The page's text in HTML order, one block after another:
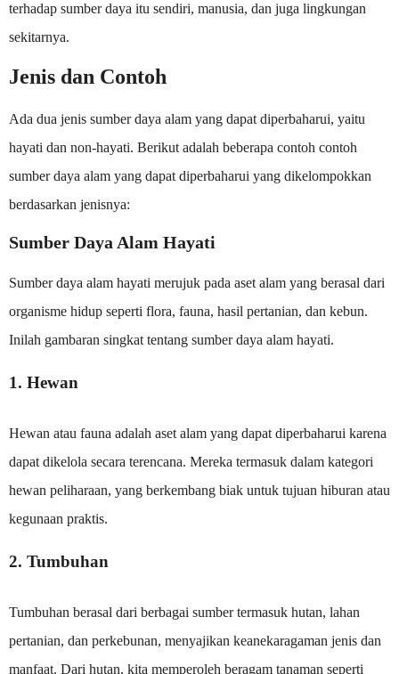
terhadap sumber daya itu sendiri, manusia, dan juga lingkungan
sekitarnya.
Jenis dan Contoh
Ada dua jenis sumber daya alam yang dapat diperbaharui, yaitu
hayati dan non-hayati. Berikut adalah beberapa contoh contoh
sumber daya alam yang dapat diperbaharui yang dikelompokkan
berdasarkan jenisnya:
Sumber Daya Alam Hayati
Sumber daya alam hayati merujuk pada aset alam yang berasal dari
organisme hidup seperti flora, fauna, hasil pertanian, dan kebun.
Inilah gambaran singkat tentang sumber daya alam hayati.
1. Hewan
Hewan atau fauna adalah aset alam yang dapat diperbaharui karena
dapat dikelola secara terencana. Mereka termasuk dalam kategori
hewan peliharaan, yang berkembang biak untuk tujuan hiburan atau
kegunaan praktis.
2. Tumbuhan
Tumbuhan berasal dari berbagai sumber termasuk hutan, lahan
pertanian, dan perkebunan, menyajikan keanekaragaman jenis dan
manfaat. Dari hutan, kita memperoleh beragam tanaman seperti